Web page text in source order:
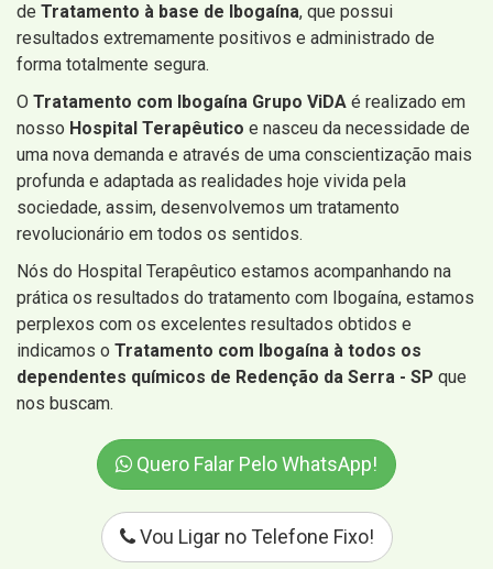
de Tratamento à base de Ibogaína, que possui
resultados extremamente positivos e administrado de
forma totalmente segura.
O Tratamento com Ibogaína Grupo ViDA é realizado em
nosso Hospital Terapêutico e nasceu da necessidade de
uma nova demanda e através de uma conscientização mais
profunda e adaptada as realidades hoje vivida pela
sociedade, assim, desenvolvemos um tratamento
revolucionário em todos os sentidos.
Nós do Hospital Terapêutico estamos acompanhando na
prática os resultados do tratamento com Ibogaína, estamos
perplexos com os excelentes resultados obtidos e
indicamos o Tratamento com Ibogaína à todos os
dependentes químicos de Redenção da Serra - SP que
nos buscam.
Quero Falar Pelo WhatsApp!
Vou Ligar no Telefone Fixo!